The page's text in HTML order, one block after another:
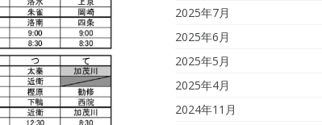
2025年7月
2025年6月
2025年5月
2025年4月
2024年11月